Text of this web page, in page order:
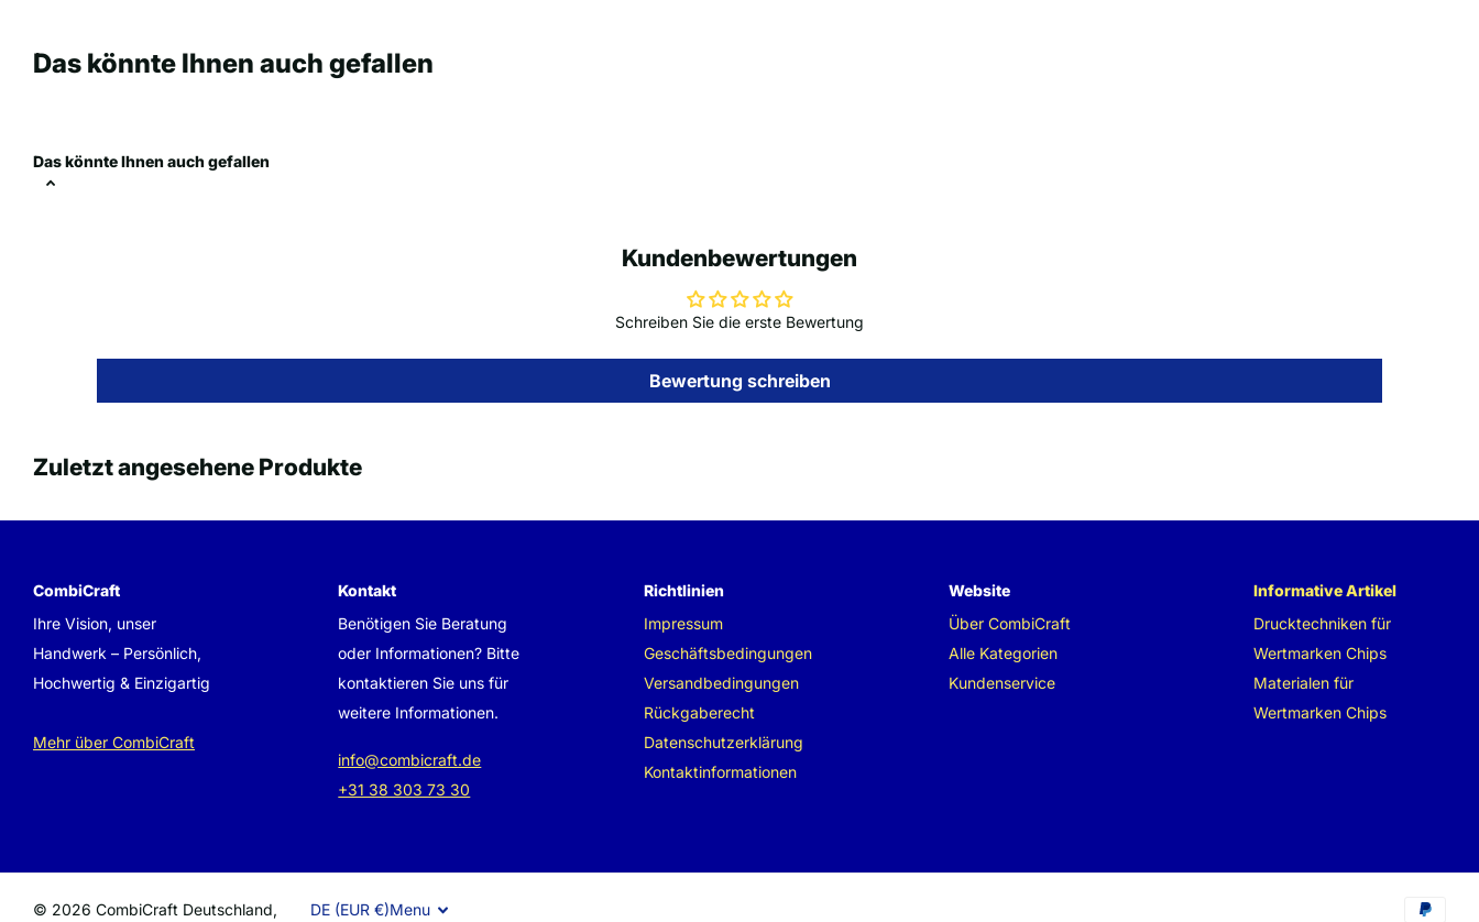
Das könnte Ihnen auch gefallen
Das könnte Ihnen auch gefallen
Kundenbewertungen
Schreiben Sie die erste Bewertung
Bewertung schreiben
Zuletzt angesehene Produkte
CombiCraft
Ihre Vision, unser
Handwerk – Persönlich,
Hochwertig & Einzigartig
Mehr über CombiCraft
Kontakt
Benötigen Sie Beratung
oder Informationen? Bitte
kontaktieren Sie uns für
weitere Informationen.
info@combicraft.de
+31 38 303 73 30
Richtlinien
Impressum
Geschäftsbedingungen
Versandbedingungen
Rückgaberecht
Datenschutzerklärung
Kontaktinformationen
Website
Über CombiCraft
Alle Kategorien
Kundenservice
Informative Artikel
Drucktechniken für
Wertmarken Chips
Materialen für
Wertmarken Chips
© 2026 CombiCraft Deutschland, DE (EUR €)Menu